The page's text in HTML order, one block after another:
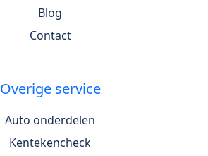
Blog
Contact
Overige service
Auto onderdelen
Kentekencheck